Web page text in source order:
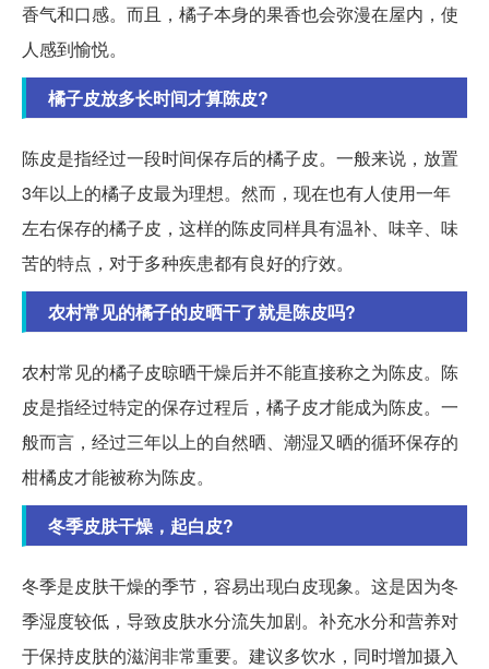
香气和口感。而且，橘子本身的果香也会弥漫在屋内，使
人感到愉悦。
橘子皮放多长时间才算陈皮?
陈皮是指经过一段时间保存后的橘子皮。一般来说，放置
3年以上的橘子皮最为理想。然而，现在也有人使用一年
左右保存的橘子皮，这样的陈皮同样具有温补、味辛、味
苦的特点，对于多种疾患都有良好的疗效。
农村常见的橘子的皮晒干了就是陈皮吗?
农村常见的橘子皮晾晒干燥后并不能直接称之为陈皮。陈
皮是指经过特定的保存过程后，橘子皮才能成为陈皮。一
般而言，经过三年以上的自然晒、潮湿又晒的循环保存的
柑橘皮才能被称为陈皮。
冬季皮肤干燥，起白皮?
冬季是皮肤干燥的季节，容易出现白皮现象。这是因为冬
季湿度较低，导致皮肤水分流失加剧。补充水分和营养对
于保持皮肤的滋润非常重要。建议多饮水，同时增加摄入